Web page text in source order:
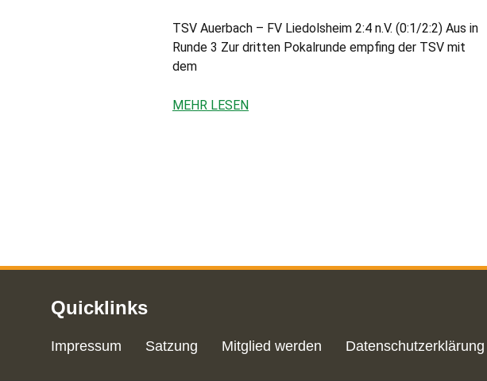
TSV Auerbach – FV Liedolsheim 2:4 n.V. (0:1/2:2) Aus in
Runde 3 Zur dritten Pokalrunde empfing der TSV mit
dem
MEHR LESEN
Quicklinks
Impressum Satzung Mitglied werden Datenschutzerklärung